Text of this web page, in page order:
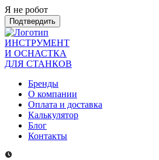
Я не робот
Подтвердить
ИНСТРУМЕНТ
И ОСНАСТКА
ДЛЯ СТАНКОВ
Бренды
О компании
Оплата и доставка
Калькулятор
Блог
Контакты